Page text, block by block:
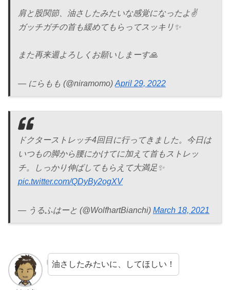
肩と股関節、油さしたみたいな感覚になったよ✌️
ガッチガチの首も緩めてもらってスッキリ✨
また再来週よろしくお願いしまーす🙏
— にらもも (@niramomo) April 29, 2022
ドクターストレッチ4回目に行ってきました。今日は
いつもの脚から腰にかけてに加えて首もストレッ
チ。しっかり伸ばしてもらえて大満足✨
pic.twitter.com/QDyBy2ogXV
— うるふはーと (@WolfhartBianchi) March 18, 2021
油さしたみたいに、してほしい！